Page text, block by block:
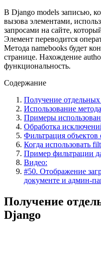
В Django models записью,
вызова элементами,
запросами на сайте,
Элемент переводится
Метода namebooks будет
странице. Нахождение
функциональность.
Содержание
Получение
Использование
Примеры
Обработка
Фильтрация
Когда использовать
Пример фильтрации
Видео:
#50. Отображение
документе и админ-
Получение
Django